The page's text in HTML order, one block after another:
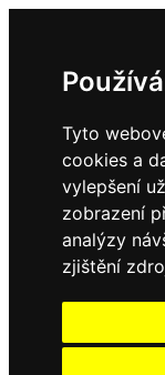
Tyto
cookies a
vylepšení
zobrazení
analýzy
zjištění